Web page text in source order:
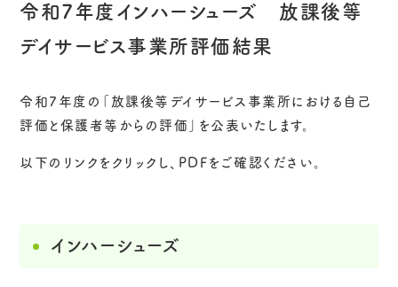
令和7年度インハーシューズ 放課後等
デイサービス事業所評価結果
令和7年度の「放課後等デイサービス事業所における自己
評価と保護者等からの評価」を公表いたします。
以下のリンクをクリックし、PDFをご確認ください。
インハーシューズ